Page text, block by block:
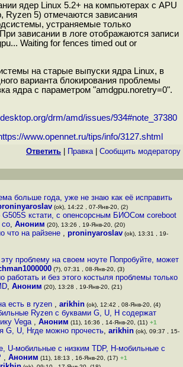
ядер Linux 5.2+ на компьютерах с APU
Ryzen 5) отмечаются зависания
устраняемые только
зависании в логе отображаются записи
Waiting for fences timed out or
на старые выпуски ядра Linux, в
варианта блокирования проблемы
ядра с параметром "amdgpu.noretry=0".
drm/amd/issues/934#note_37380
www.opennet.ru/tips/info/3127.shtml
Ответить Правка| Cообщить модератору
больше года, уже не знаю как её исправить
(ok), 14:22 , 07-Янв-20, (2)
кстати, с опенсорсным БИОСом coreboot
со, Аноним (20), 13:26 , 19-Янв-20, (20)
что на райзене , proninyaroslav(ok), 13:31 , 19-
проблему на своем ноуте Попробуйте, может
(?), 07:31 , 08-Янв-20, (3)
работать и без этого костыля проблемы только
, Аноним (20), 13:28 , 19-Янв-20, (21)
есть в ryzen ,arikhin (ok), 12:42 , 08-Янв-20, (4)
Ryzen с буквами G, U, H содержат
Vega , Аноним (11), 16:36 , 14-Янв-20, (11) +1
G, U, Hгде можно прочесть, arikhin(ok), 09:37 , 15-
U-мобильные с низким TDP, H-мобильные с
,Аноним (11), 18:13 , 16-Янв-20, (17) +1